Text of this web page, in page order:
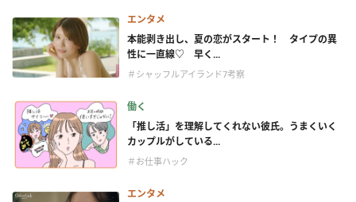
エンタメ
本能剥き出し、夏の恋がスタート！ タイプの異
性に一直線♡ 早く...
＃シャッフルアイランド7考察
働く
「推し活」を理解してくれない彼氏。うまくいく
カップルがしている...
＃お仕事ハック
エンタメ